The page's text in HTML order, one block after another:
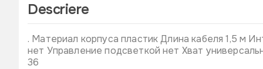
Descriere
. Материал корпуса пластик Длина кабеля 1,5 м
нет Управление подсветкой нет Хват
36